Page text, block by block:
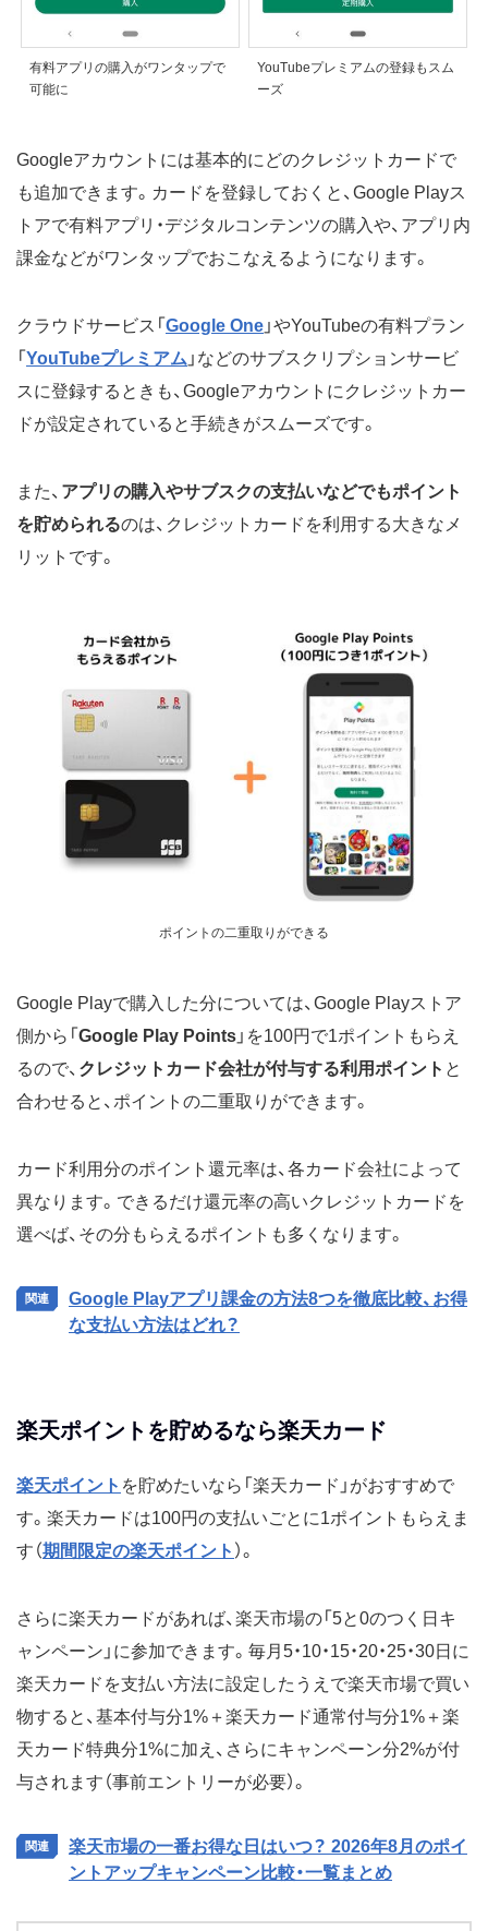
有料アプリの購入がワンタップで
可能に
YouTubeプレミアムの登録もスム
ーズ
Googleアカウントには基本的にどのクレジットカードで
も追加できます。カードを登録しておくと、Google Playス
トアで有料アプリ・デジタルコンテンツの購入や、アプリ内
課金などがワンタップでおこなえるようになります。
クラウドサービス「 Google One 」やYouTubeの有料プラン
「 YouTubeプレミアム 」などのサブスクリプションサービ
スに登録するときも、Googleアカウントにクレジットカー
ドが設定されていると手続きがスムーズです。
また、 アプリの購入やサブスクの支払いなどでもポイント
を貯められるのは、クレジットカードを利用する大きなメ
リットです。
ポイントの二重取りができる
Google Playで購入した分については、Google Playストア
側から「 Google Play Points 」を100円で1ポイントもらえ
るので、 クレジットカード会社が付与する利用ポイント と
合わせると、ポイントの二重取りができます。
カード利用分のポイント還元率は、各カード会社によって
異なります。できるだけ還元率の高いクレジットカードを
選べば、その分もらえるポイントも多くなります。
Google Playアプリ課金の方法8つを徹底比較、お得
な支払い方法はどれ？
楽天ポイントを貯めるなら楽天カード
楽天ポイント を貯めたいなら「楽天カード」がおすすめで
す。楽天カードは100円の支払いごとに1ポイントもらえま
す（期間限定の楽天ポイント ）。
さらに楽天カードがあれば、楽天市場の「5と0のつく日キ
ャンペーン」に参加できます。毎月5・10・15・20・25・30日に
楽天カードを支払い方法に設定したうえで楽天市場で買い
物すると、基本付与分1%＋楽天カード通常付与分1%＋楽
天カード特典分1%に加え、さらにキャンペーン分2%が付
与されます（事前エントリーが必要）。
楽天市場の一番お得な日はいつ？ 2026年8月のポイ
ントアップキャンペーン比較・一覧まとめ